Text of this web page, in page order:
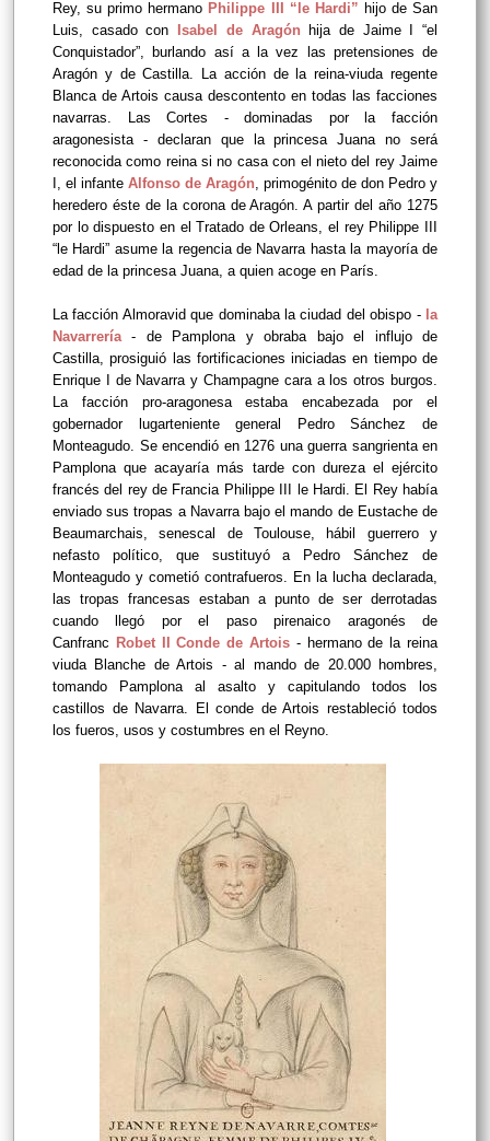
Rey, su primo hermano Philippe III “le Hardi” hijo de San
Luis, casado con
Isabel de Aragón
hija de Jaime I “el
Conquistador”, burlando así a la vez las pretensiones de
Aragón y de Castilla. La acción de la reina-viuda regente
Blanca de Artois causa descontento en todas las facciones
navarras. Las Cortes - dominadas por la facción
aragonesista - declaran que la princesa Juana no será
reconocida como reina si no casa con el nieto del rey Jaime
I, el infante Alfonso de Aragón , primogénito de don Pedro y
heredero éste de la corona de Aragón. A partir del año 1275
por lo dispuesto en el Tratado de Orleans, el rey Philippe III
“le Hardi” asume la regencia de Navarra hasta la mayoría de
edad de la princesa Juana, a quien acoge en París.
La facción Almoravid que dominaba la ciudad del obispo - la
Navarrería - de Pamplona y obraba bajo el influjo de
Castilla, prosiguió las fortificaciones iniciadas en tiempo de
Enrique I de Navarra y Champagne cara a los otros burgos.
La facción pro-aragonesa estaba encabezada por el
gobernador lugarteniente general
Pedro Sánchez de
Monteagudo. Se encendió en 1276 una guerra sangrienta en
Pamplona que acayaría más tarde con dureza el ejército
francés del rey de Francia Philippe III le Hardi.
El Rey había
enviado sus tropas a Navarra bajo el mando de Eustache de
Beaumarchais, senescal de Toulouse, hábil guerrero y
nefasto político, que sustituyó a Pedro Sánchez de
Monteagudo y cometió contrafueros. En la lucha declarada,
las tropas francesas estaban a punto de ser derrotadas
cuando llegó por el paso pirenaico aragonés de
Canfranc Robet II Conde de Artois - hermano de la reina
viuda Blanche de Artois - al mando de 20.000 hombres,
tomando Pamplona al asalto y capitulando todos los
castillos de Navarra. El conde de Artois restableció todos
los fueros, usos y costumbres en el Reyno.